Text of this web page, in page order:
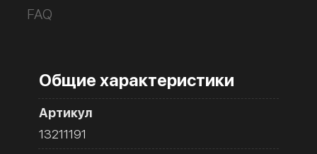
FAQ
Общие характеристики
Артикул
13211191